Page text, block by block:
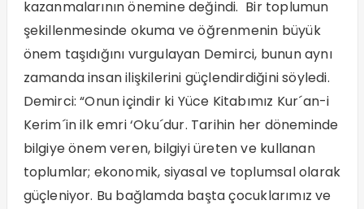
kazanmalarının önemine değindi. Bir toplumun
şekillenmesinde okuma ve öğrenmenin büyük
önem taşıdığını vurgulayan Demirci, bunun aynı
zamanda insan ilişkilerini güçlendirdiğini söyledi.
Demirci: “Onun içindir ki Yüce Kitabımız Kur´an-i
Kerim´in ilk emri ‘Oku´dur. Tarihin her döneminde
bilgiye önem veren, bilgiyi üreten ve kullanan
toplumlar; ekonomik, siyasal ve toplumsal olarak
güçleniyor. Bu bağlamda başta çocuklarımız ve